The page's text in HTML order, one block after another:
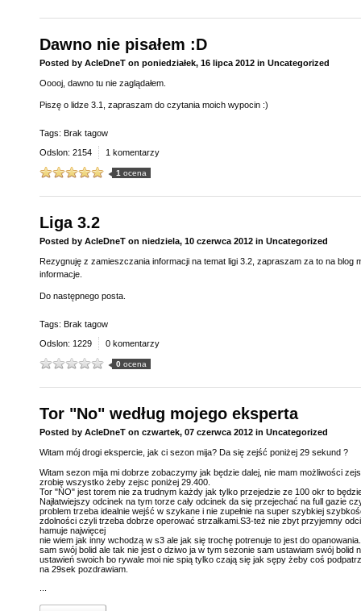
Dawno nie pisałem :D
Posted by AcIeDneT on poniedziałek, 16 lipca 2012 in Uncategorized
Ooooj, dawno tu nie zaglądałem.
Piszę o lidze 3.1, zapraszam do czytania moich wypocin :)
Tags: Brak tagow
Odslon: 2154
1 komentarzy
1 ocena
Liga 3.2
Posted by AcIeDneT on niedziela, 10 czerwca 2012 in Uncategorized
Rezygnuję z zamieszczania informacji na temat ligi 3.2, zapraszam za to na blog
informacje.
Do następnego posta.
Tags: Brak tagow
Odslon: 1229
0 komentarzy
0ocena
Tor "No" według mojego eksperta
Posted by AcIeDneT on czwartek, 07 czerwca 2012 in Uncategorized
Witam mój drogi ekspercie, jak ci sezon mija? Da się zejść poniżej 29 sekund ?
Witam sezon mija mi dobrze zobaczymy jak będzie dalej, nie mam możliwości
zrobię wszystko żeby zejsc poniżej 29.400.
Tor "NO" jest torem nie za trudnym każdy jak tylko przejedzie ze 100 okr to
Najłatwiejszy odcinek na tym torze cały odcinek da się przejechać na full gazie
problem trzeba idealnie wejść w szykane i nie zupełnie na super szybkiej
zdolności czyli trzeba dobrze operować strzałkami.S3-też nie zbyt przyjemny
hamuje najwięcej
nie wiem jak inny wchodzą w s3 ale jak się trochę potrenuje to jest do
sam swój bolid ale tak nie jest o dziwo ja w tym sezonie sam ustawiam swój bolid
ustawień swoich bo rywale moi nie spią tylko czają się jak sępy żeby coś
na 29sek pozdrawiam.